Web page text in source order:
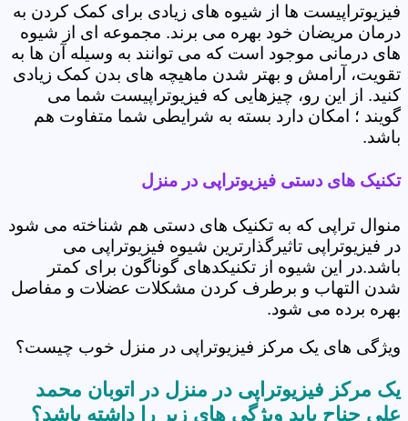
فیزیوتراپیست ها از شیوه های زیادی برای کمک کردن به
درمان مریضان خود بهره می برند. مجموعه ای از شیوه
های درمانی موجود است که می توانند به وسیله آن ها به
تقویت، آرامش و بهتر شدن ماهیچه های بدن کمک زیادی
کنید. از این رو، چیزهایی که فیزیوتراپیست شما می
گویند ؛ امکان دارد بسته به شرایطی شما متفاوت هم
باشد.
تکنیک های دستی فیزیوتراپی در منزل
منوال تراپی که به تکنیک های دستی هم شناخته می شود
در فیزیوتراپی تاثیرگذارترین شیوه فیزیوتراپی می
باشد.در این شیوه از تکنیکدهای گوناگون برای کمتر
شدن التهاب و برطرف کردن مشکلات عضلات و مفاصل
بهره برده می شود.
ویژگی های یک مرکز فیزیوتراپی در منزل خوب چیست؟
یک مرکز فیزیوتراپی در منزل در اتوبان محمد
علی جناح باید ویژگی های زیر را داشته باشد؟